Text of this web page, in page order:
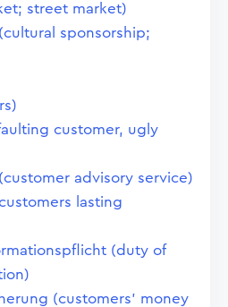
street market)
sponsorship;
customer, ugly
advisory service)
lasting
(duty of
(customers' money